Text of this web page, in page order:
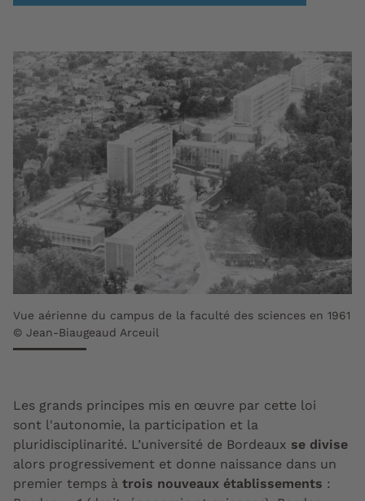
Vue aérienne du campus de la faculté des sciences en 1961
© Jean-Biaugeaud Arceuil
Les grands principes mis en œuvre par cette loi
sont l'autonomie, la participation et la
pluridisciplinarité. L’université de Bordeaux se divise
alors progressivement et donne naissance dans un
premier temps à trois nouveaux établissements :